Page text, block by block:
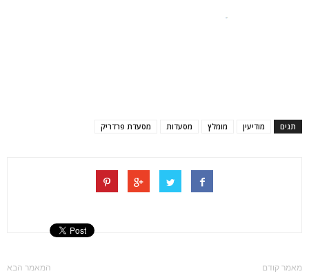
תגים מודיעין מומלץ מסעדות מסעדת פרדריק
מאמר קודם המאמר הבא